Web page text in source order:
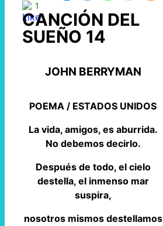
1
CANCIÓN DEL
SUEÑO 14
JOHN BERRYMAN
POEMA / ESTADOS UNIDOS
La vida, amigos, es aburrida.
No debemos decirlo.
Después de todo, el cielo
destella, el inmenso mar
suspira,
nosotros mismos destellamos